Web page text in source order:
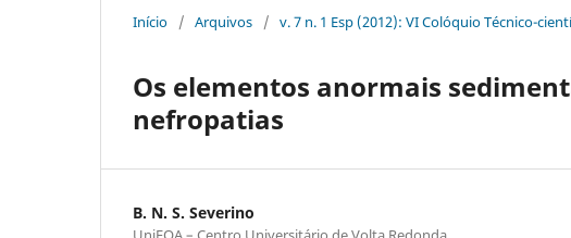
Início / Arquivos / v. 7 n. 1 Esp (2012): VI Colóquio Técnico-
Os elementos anormais
nefropatias
B. N. S. Severino